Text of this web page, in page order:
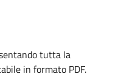
tutta la
in formato PDF.